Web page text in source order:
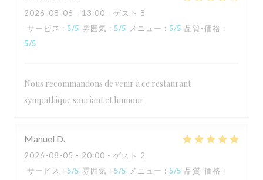
2026-08-06 - 13:00 - ゲスト 8
サービス : 5/5 雰囲気 : 5/5 メニュー : 5/5 品質-価格 :
5/5
Nous recommandons de venir à ce restaurant
sympathique souriant et humour
Manuel D
2026-08-05 - 20:00 - ゲスト 2
サービス : 5/5 雰囲気 : 5/5 メニュー : 5/5 品質-価格 :